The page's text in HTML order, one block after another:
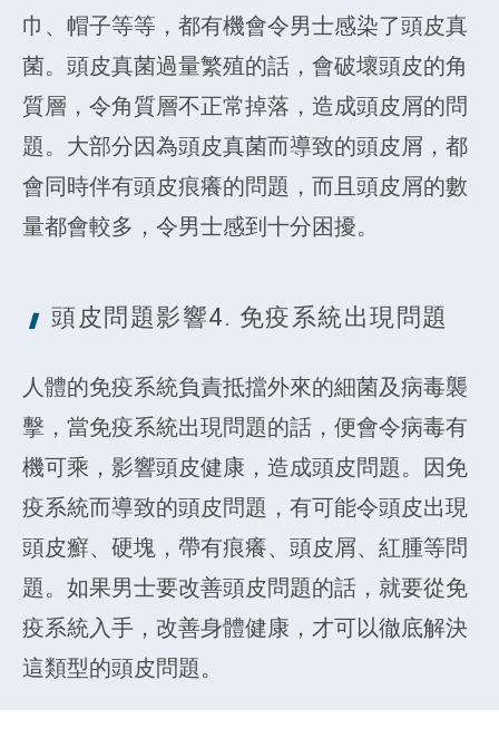
巾、帽子等等，都有機會令男士感染了頭皮真
菌。頭皮真菌過量繁殖的話，會破壞頭皮的角
質層，令角質層不正常掉落，造成頭皮屑的問
題。大部分因為頭皮真菌而導致的頭皮屑，都
會同時伴有頭皮痕癢的問題，而且頭皮屑的數
量都會較多，令男士感到十分困擾。
頭皮問題影響4. 免疫系統出現問題
人體的免疫系統負責抵擋外來的細菌及病毒襲
擊，當免疫系統出現問題的話，便會令病毒有
機可乘，影響頭皮健康，造成頭皮問題。因免
疫系統而導致的頭皮問題，有可能令頭皮出現
頭皮癬、硬塊，帶有痕癢、頭皮屑、紅腫等問
題。如果男士要改善頭皮問題的話，就要從免
疫系統入手，改善身體健康，才可以徹底解決
這類型的頭皮問題。